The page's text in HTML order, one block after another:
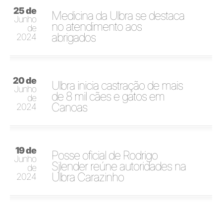
25 de
Junho
de
2024
Medicina da Ulbra se destaca
no atendimento aos
abrigados
20 de
Junho
de
2024
Ulbra inicia castração de mais
de 8 mil cães e gatos em
Canoas
19 de
Junho
de
2024
Posse oficial de Rodrigo
Sjlender reúne autoridades na
Ulbra Carazinho